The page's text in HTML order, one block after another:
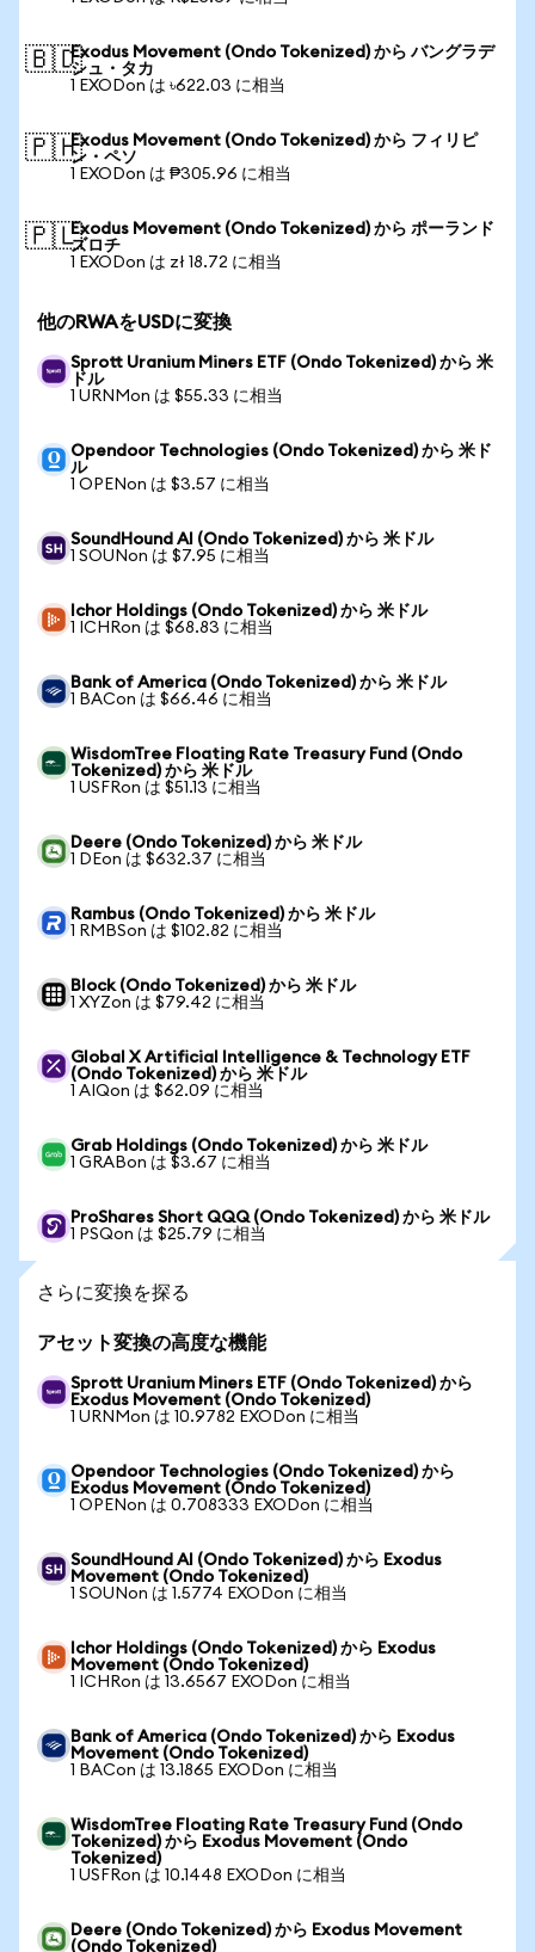
🇧🇩Exodus Movement (Ondo Tokenized) から バングラデ
シュ・タカ
1 EXODon は ৳622.03 に相当
🇵🇭Exodus Movement (Ondo Tokenized) から フィリピ
ン・ペソ
1 EXODon は ₱305.96 に相当
🇵🇱Exodus Movement (Ondo Tokenized) から ポーランド
ズロチ
1 EXODon は zł 18.72 に相当
他のRWAをUSDに変換
Sprott Uranium Miners ETF (Ondo Tokenized) から 米
ドル
1 URNMon は $55.33 に相当
Opendoor Technologies (Ondo Tokenized) から 米ド
ル
1 OPENon は $3.57 に相当
SoundHound AI (Ondo Tokenized) から 米ドル
1 SOUNon は $7.95 に相当
Ichor Holdings (Ondo Tokenized) から 米ドル
1 ICHRon は $68.83 に相当
Bank of America (Ondo Tokenized) から 米ドル
1 BACon は $66.46 に相当
WisdomTree Floating Rate Treasury Fund (Ondo
Tokenized) から 米ドル
1 USFRon は $51.13 に相当
Deere (Ondo Tokenized) から 米ドル
1 DEon は $632.37 に相当
Rambus (Ondo Tokenized) から 米ドル
1 RMBSon は $102.82 に相当
Block (Ondo Tokenized) から 米ドル
1 XYZon は $79.42 に相当
Global X Artificial Intelligence & Technology ETF
(Ondo Tokenized) から 米ドル
1 AIQon は $62.09 に相当
Grab Holdings (Ondo Tokenized) から 米ドル
1 GRABon は $3.67 に相当
ProShares Short QQQ (Ondo Tokenized) から 米ドル
1 PSQon は $25.79 に相当
さらに変換を探る
アセット変換の高度な機能
Sprott Uranium Miners ETF (Ondo Tokenized) から
Exodus Movement (Ondo Tokenized)
1 URNMon は 10.9782 EXODon に相当
Opendoor Technologies (Ondo Tokenized) から
Exodus Movement (Ondo Tokenized)
1 OPENon は 0.708333 EXODon に相当
SoundHound AI (Ondo Tokenized) から Exodus
Movement (Ondo Tokenized)
1 SOUNon は 1.5774 EXODon に相当
Ichor Holdings (Ondo Tokenized) から Exodus
Movement (Ondo Tokenized)
1 ICHRon は 13.6567 EXODon に相当
Bank of America (Ondo Tokenized) から Exodus
Movement (Ondo Tokenized)
1 BACon は 13.1865 EXODon に相当
WisdomTree Floating Rate Treasury Fund (Ondo
Tokenized) から Exodus Movement (Ondo
Tokenized)
1 USFRon は 10.1448 EXODon に相当
Deere (Ondo Tokenized) から Exodus Movement
(Ondo Tokenized)